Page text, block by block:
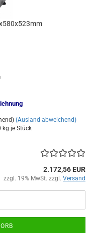
(Ausland abweichend)
kg je Stück
2.172,56 EUR
zzgl. 19% MwSt. zzgl. Versand